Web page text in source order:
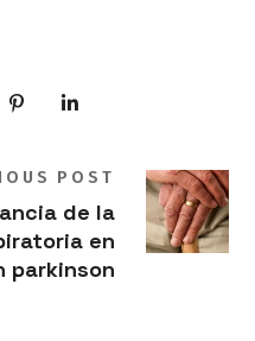
POST
de la
en
parkinson